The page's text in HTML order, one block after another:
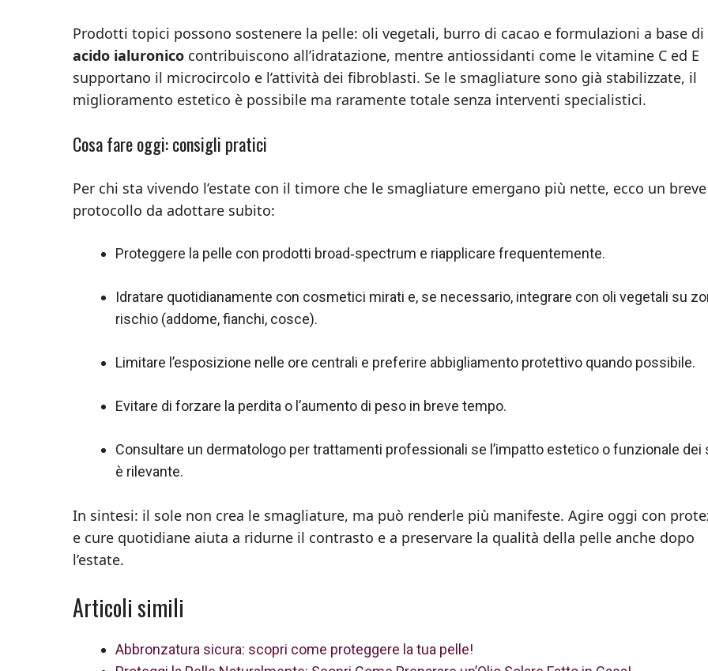
Prodotti topici possono sostenere la pelle: oli vegetali, burro di cacao e formulazioni a base di
acido ialuronico contribuiscono all’idratazione, mentre antiossidanti come le vitamine C ed E
supportano il microcircolo e l’attività dei fibroblasti. Se le smagliature sono già stabilizzate, il
miglioramento estetico è possibile ma raramente totale senza interventi specialistici.
Cosa fare oggi: consigli pratici
Per chi sta vivendo l’estate con il timore che le smagliature emergano più nette, ecco un breve
protocollo da adottare subito:
Proteggere la pelle con prodotti broad‑spectrum e riapplicare frequentemente.
Idratare quotidianamente con cosmetici mirati e, se necessario, integrare con oli vegetali su
rischio (addome, fianchi, cosce).
Limitare l’esposizione nelle ore centrali e preferire abbigliamento protettivo quando possibile.
Evitare di forzare la perdita o l’aumento di peso in breve tempo.
Consultare un dermatologo per trattamenti professionali se l’impatto estetico o funzionale dei
è rilevante.
In sintesi: il sole non crea le smagliature, ma può renderle più manifeste. Agire oggi con
e cure quotidiane aiuta a ridurne il contrasto e a preservare la qualità della pelle anche dopo
l’estate.
Articoli simili
Abbronzatura sicura: scopri come proteggere la tua pelle!